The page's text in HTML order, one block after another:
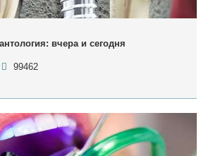
вчера и сегодня
99462